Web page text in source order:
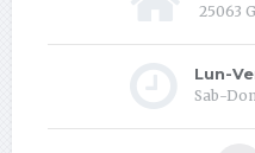
25063
Lun-
Sab-